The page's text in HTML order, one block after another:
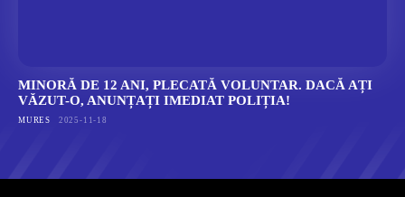
MINORĂ DE 12 ANI, PLECATĂ VOLUNTAR. DACĂ AȚI
VĂZUT-O, ANUNȚAȚI IMEDIAT POLIȚIA!
MURES 2025-11-18